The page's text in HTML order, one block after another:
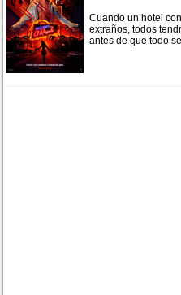
Cuando un hotel
extraños, todos
antes de que todo